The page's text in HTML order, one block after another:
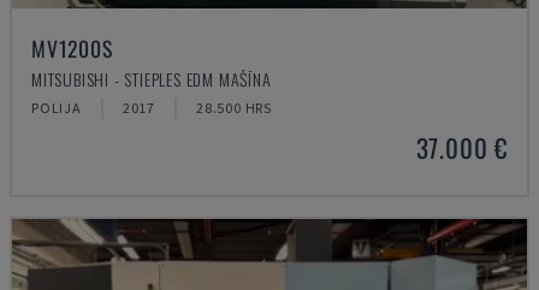
MV1200S
MITSUBISHI - STIEPLES EDM MAŠĪNA
POLIJA 2017 28.500 HRS
37.000 €